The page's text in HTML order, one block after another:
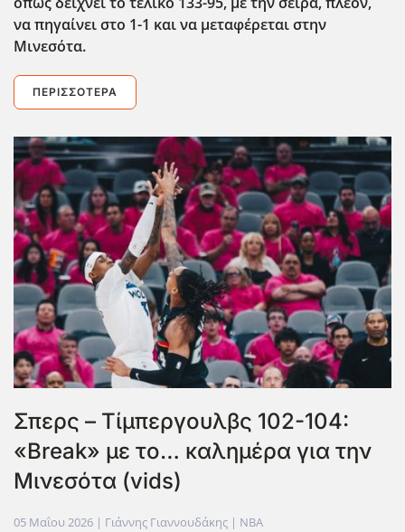
να πηγαίνει στο 1-1 και να μεταφέρεται στην
Μινεσότα.
ΠΕΡΙΣΣΌΤΕΡΑ
Σπερς – Τίμπεργουλβς 102-104:
«Break» με το… καλημέρα για την
Μινεσότα (vids)
05 Μαΐου 2026 | Γιάννης Γιαννουδάκης | NBA